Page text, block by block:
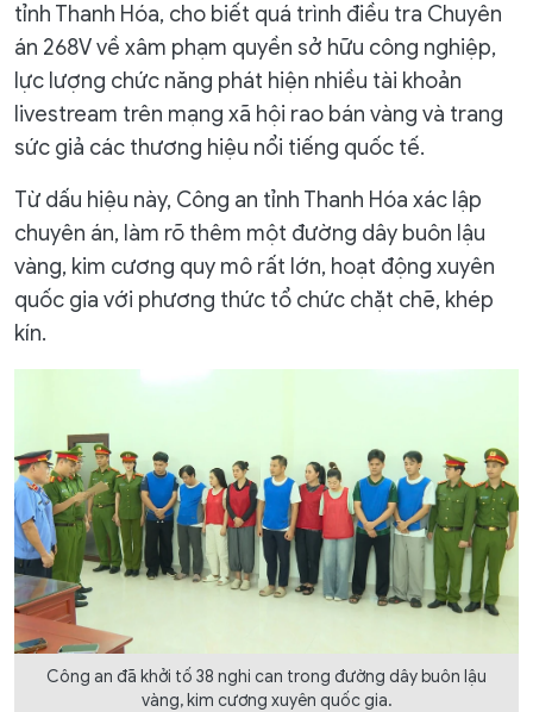
tỉnh Thanh Hóa, cho biết quá trình điều tra Chuyên
án 268V về xâm phạm quyền sở hữu công nghiệp,
lực lượng chức năng phát hiện nhiều tài khoản
livestream trên mạng xã hội rao bán vàng và trang
sức giả các thương hiệu nổi tiếng quốc tế.
Từ dấu hiệu này, Công an tỉnh Thanh Hóa xác lập
chuyên án, làm rõ thêm một đường dây buôn lậu
vàng, kim cương quy mô rất lớn, hoạt động xuyên
quốc gia với phương thức tổ chức chặt chẽ, khép
kín.
Công an đã khởi tố 38 nghi can trong đường dây buôn lậu
vàng, kim cương xuyên quốc gia.